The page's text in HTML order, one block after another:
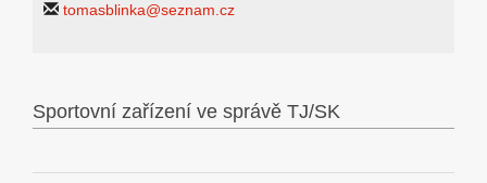
tomasblinka@seznam.cz
Sportovní zařízení ve správě TJ/SK